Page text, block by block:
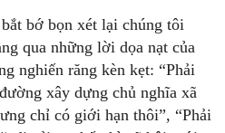
bớ bọn xét lại chúng tôi
qua những lời dọa nạt của
nghiến răng kèn kẹt: “Phải
xây dựng chủ nghĩa xã
chỉ có giới hạn thôi”, “Phải